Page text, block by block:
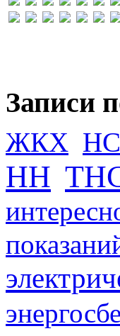
Записи
ЖКХ
НН